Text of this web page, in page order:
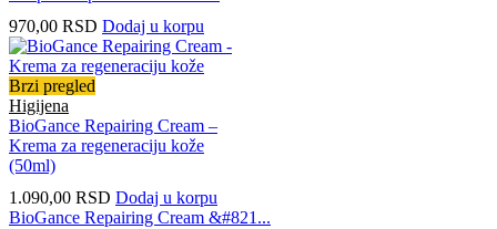
970,00 RSD Dodaj u korpu
Brzi pregled
Higijena
BioGance Repairing Cream –
Krema za regeneraciju kože
(50ml)
1.090,00 RSD Dodaj u korpu
BioGance Repairing Cream &#821...